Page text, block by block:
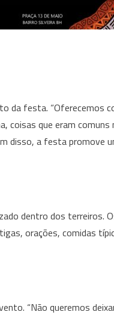
da festa. “Oferecemos
coisas que eram
disso, a festa promove
dentro dos terreiros.
orações, comidas
“Não queremos